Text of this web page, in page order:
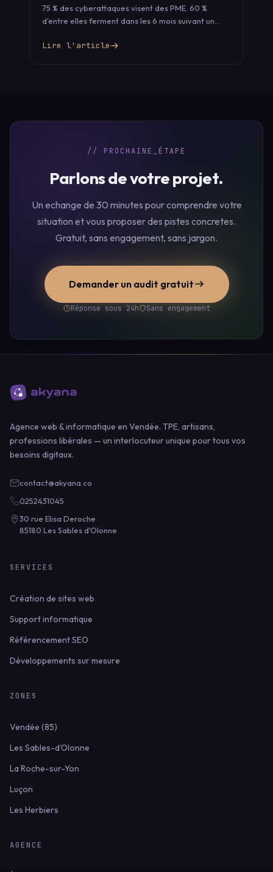
75 % des cyberattaques visent des PME. 60 %
d'entre elles ferment dans les 6 mois suivant un
Lire l'article
// PROCHAINE_ÉTAPE
Parlons de votre projet.
Un echange de 30 minutes pour comprendre votre
situation et vous proposer des pistes concretes.
Gratuit, sans engagement, sans jargon.
Demander un audit gratuit
Réponse sous 24h Sans engagement
Agence web & informatique en Vendée. TPE, artisans,
professions libérales — un interlocuteur unique pour tous vos
besoins digitaux.
contact@akyana.co
0252431045
30 rue Elisa Deroche
85180 Les Sables d'Olonne
SERVICES
Création de sites web
Support informatique
Référencement SEO
Développements sur mesure
ZONES
Vendée (85)
Les Sables-d'Olonne
La Roche-sur-Yon
Luçon
Les Herbiers
AGENCE